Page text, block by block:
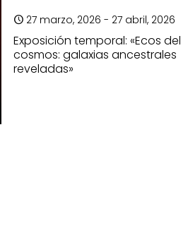
27 marzo, 2026 - 27 abril, 2026
Exposición temporal: «Ecos del
cosmos: galaxias ancestrales
reveladas»